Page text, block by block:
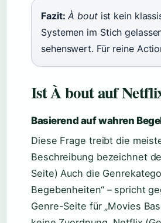
Fazit: À boutist kein
Systemen im Stich
sehenswert. Für reine
Ist À bout auf
Basierend auf wahren
Diese Frage treibt die
Beschreibung bezeichnet
Seite) Auch die
Begebenheiten“ – spricht
Genre-Seite für „Movies